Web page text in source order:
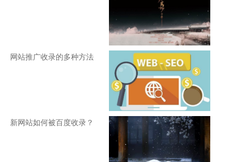
网站推广收录的多种方法
新网站如何被百度收录？